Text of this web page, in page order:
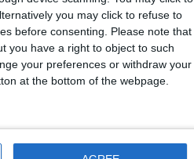
you may click to refuse to
before consenting.
Please note that
you have a right to object to such
your preferences or withdraw your
at the bottom of the webpage.